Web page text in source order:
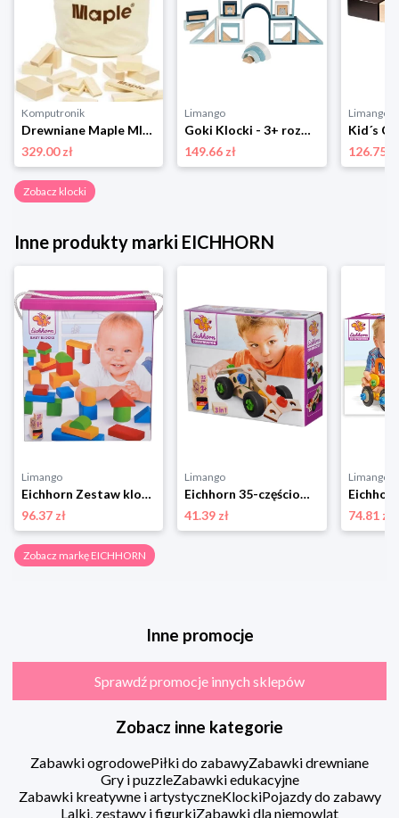
Komputronik
Drewniane Maple MIX 220 szt MX220
329.00 zł
Limango
Goki Klocki - 3+ rozmiar: onesize
149.66 zł
Limango
126.75 zł
Zobacz klocki
Inne produkty marki EICHHORN
Limango
Eichhorn Zestaw klocków "Baby" - 12 m+ rozmiar: onesize
96.37 zł
Limango
Eichhorn 35-częściowy zestaw do konstruowania "Tuning" - 3+ rozmiar: onesize
41.39 zł
Limango
74.81 zł
Zobacz markę EICHHORN
Inne promocje
Sprawdź promocje innych sklepów
Zobacz inne kategorie
Zabawki ogrodowePiłki do zabawyZabawki drewniane
Gry i puzzleZabawki edukacyjne
Zabawki kreatywne i artystyczneKlockiPojazdy do zabawy
Lalki, zestawy i figurkiZabawki dla niemowląt